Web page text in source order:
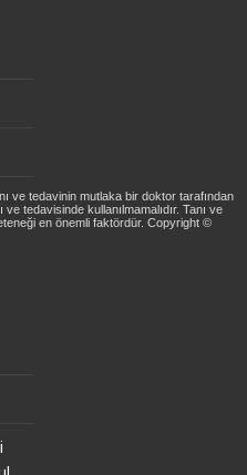
ve tedavinin mutlaka bir doktor tarafından
tedavisinde kullanılmamalıdır. Tanı ve
en önemli faktördür. Copyright ©